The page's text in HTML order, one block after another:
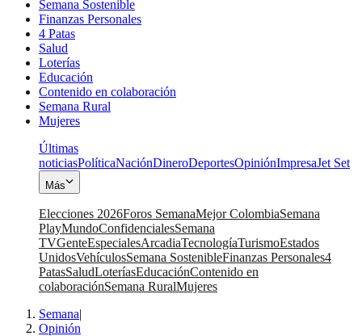
Semana Sostenible
Finanzas Personales
4 Patas
Salud
Loterías
Educación
Contenido en colaboración
Semana Rural
Mujeres
Últimas
noticiasPolíticaNaciónDineroDeportesOpiniónImpresaJet Set
Más
Elecciones 2026Foros SemanaMejor ColombiaSemana
PlayMundoConfidencialesSemana
TVGenteEspecialesArcadiaTecnologíaTurismoEstados
UnidosVehículosSemana SostenibleFinanzas Personales4
PatasSaludLoteríasEducaciónContenido en
colaboraciónSemana RuralMujeres
Semana|
Opinión